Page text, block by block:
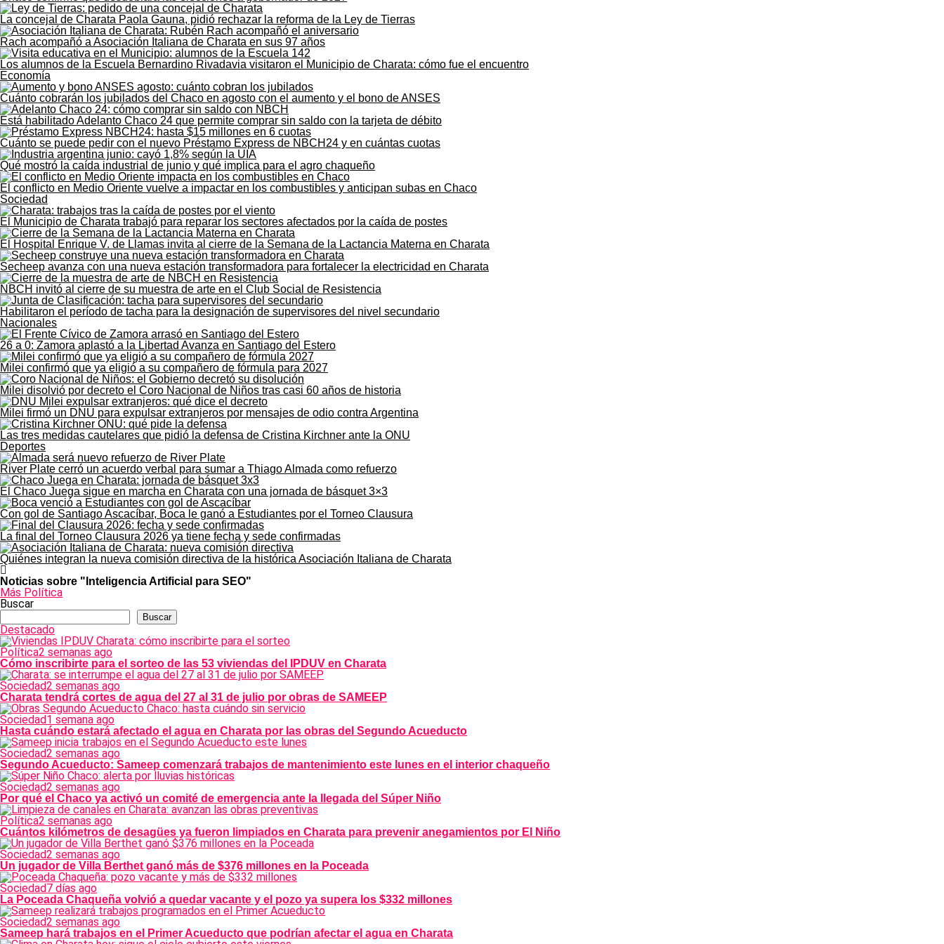
La concejal de Charata Paola Gauna, pidió rechazar la reforma de la Ley de Tierras
Rach acompañó a Asociación Italiana de Charata en sus 97 años
Los alumnos de la Escuela Bernardino Rivadavia visitaron el Municipio de Charata: cómo fue el encuentro
Economía
Cuánto cobrarán los jubilados del Chaco en agosto con el aumento y el bono de ANSES
Está habilitado Adelanto Chaco 24 que permite comprar sin saldo con la tarjeta de débito
Cuánto se puede pedir con el nuevo Préstamo Express de NBCH24 y en cuántas cuotas
Qué mostró la caída industrial de junio y qué implica para el agro chaqueño
El conflicto en Medio Oriente vuelve a impactar en los combustibles y anticipan subas en Chaco
Sociedad
El Municipio de Charata trabajó para reparar los sectores afectados por la caída de postes
El Hospital Enrique V. de Llamas invita al cierre de la Semana de la Lactancia Materna en Charata
Secheep avanza con una nueva estación transformadora para fortalecer la electricidad en Charata
NBCH invitó al cierre de su muestra de arte en el Club Social de Resistencia
Habilitaron el período de tacha para la designación de supervisores del nivel secundario
Nacionales
26 a 0: Zamora aplastó a la Libertad Avanza en Santiago del Estero
Milei confirmó que ya eligió a su compañero de fórmula para 2027
Milei disolvió por decreto el Coro Nacional de Niños tras casi 60 años de historia
Milei firmó un DNU para expulsar extranjeros por mensajes de odio contra Argentina
Las tres medidas cautelares que pidió la defensa de Cristina Kirchner ante la ONU
Deportes
River Plate cerró un acuerdo verbal para sumar a Thiago Almada como refuerzo
El Chaco Juega sigue en marcha en Charata con una jornada de básquet 3×3
Con gol de Santiago Ascacíbar, Boca le ganó a Estudiantes por el Torneo Clausura
La final del Torneo Clausura 2026 ya tiene fecha y sede confirmadas
Quiénes integran la nueva comisión directiva de la histórica Asociación Italiana de Charata
Noticias sobre "Inteligencia Artificial para SEO"
Más Política
Buscar
Buscar
Destacado
Política2 semanas ago
Cómo inscribirte para el sorteo de las 53 viviendas del IPDUV en Charata
Sociedad2 semanas ago
Charata tendrá cortes de agua del 27 al 31 de julio por obras de SAMEEP
Sociedad1 semana ago
Hasta cuándo estará afectado el agua en Charata por las obras del Segundo Acueducto
Sociedad2 semanas ago
Segundo Acueducto: Sameep comenzará trabajos de mantenimiento este lunes en el interior chaqueño
Sociedad2 semanas ago
Por qué el Chaco ya activó un comité de emergencia ante la llegada del Súper Niño
Política2 semanas ago
Cuántos kilómetros de desagües ya fueron limpiados en Charata para prevenir anegamientos por El Niño
Sociedad2 semanas ago
Un jugador de Villa Berthet ganó más de $376 millones en la Poceada
Sociedad7 días ago
La Poceada Chaqueña volvió a quedar vacante y el pozo ya supera los $332 millones
Sociedad2 semanas ago
Sameep hará trabajos en el Primer Acueducto que podrían afectar el agua en Charata